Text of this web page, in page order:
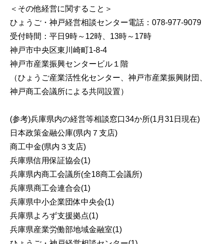
＜その他経営に関すること＞
ひょうご・神戸経営相談センター電話：078-977-9079
受付時間：平日9時～12時、13時～17時
神戸市中央区東川崎町1-8-4
神戸市産業振興センタービル１階
（ひょうご産業活性化センター、神戸市産業振興財団、
神戸商工会議所による共同設置）
(参考)兵庫県内の経営等相談窓口34か所(1月31日現在)
日本政策金融公庫(県内７支店)
商工中金(県内３支店)
兵庫県信用保証協会(1)
兵庫県内商工会議所(全18商工会議所)
兵庫県商工会連合会(1)
兵庫県中小企業団体中央会(1)
兵庫県よろず支援拠点(1)
兵庫県産業労働部地域金融室(1)